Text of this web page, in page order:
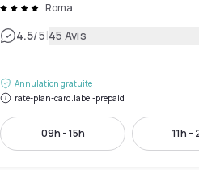
Roma
4.5/5|45 Avis
Annulation gratuite
rate-plan-card.label-prepaid
09h - 15h 11h -